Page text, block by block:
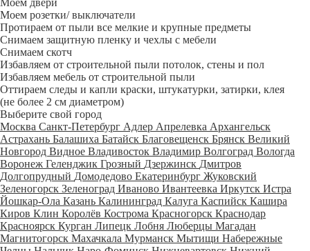
Моем двери
Моем розетки/ выключатели
Протираем от пыли все мелкие и крупные предметы
Снимаем защитную пленку и чехлы с мебели
Снимаем скотч
Избавляем от строительной пыли потолок, стены и пол
Избавляем мебель от строительной пыли
Оттираем следы и капли краски, штукатурки, затирки, клея
(не более 2 см диаметром)
Выберите свой город
Москва Санкт-Петербург Адлер Апрелевка Архангельск
Астрахань Балашиха Батайск Благовещенск Брянск Великий
Новгород Видное Владивосток Владимир Волгоград Вологда
Воронеж Геленджик Грозный Дзержинск Дмитров
Долгопрудный Домодедово Екатеринбург Жуковский
Зеленогорск Зеленоград Иваново Ивантеевка Иркутск Истра
Йошкар-Ола Казань Калининград Калуга Каспийск Кашира
Киров Клин Королёв Кострома Красногорск Краснодар
Красноярск Курган Липецк Лобня Люберцы Магадан
Магнитогорск Махачкала Мурманск Мытищи Набережные